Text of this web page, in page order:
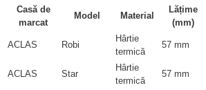
Casă de
marcat
Model Material
Lățime
(mm)
ACLAS Robi
Hârtie
termică
57 mm
ACLAS Star
Hârtie
termică
57 mm